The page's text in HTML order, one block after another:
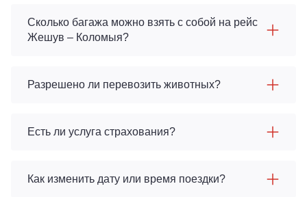
Сколько багажа можно взять с собой на рейс
Жешув – Коломыя?
Разрешено ли перевозить животных?
Есть ли услуга страхования?
Как изменить дату или время поездки?